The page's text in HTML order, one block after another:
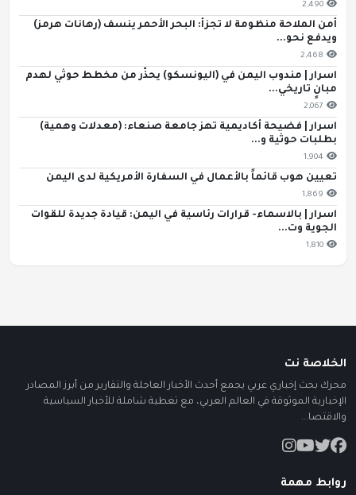
2,490
أمن الملاحة منظومة لا تجزأ: البحر الأحمر ينسف (رهانات هرمز)
ويدفع نحو...
2,468
اسرار | مندوب اليمن في (اليونسكو) يحذّر من مخطط حوثي لهدم
مبانٍ تاريخي...
2,067
اسرار | فضيحة أكاديمية تهز جامعة صنعاء: (معدلات وهمية)
بطلبات حوثية و...
1,904
تعيين هوب قائماً بالأعمال في السفارة الأمريكية لدى اليمن
1,869
اسرار | بالاسماء- قرارات رئاسية في اليمن: قيادة جديدة للقوات
الجوية وت...
1,810
الخلاصة نت
محرك بحث إخباري عربي يجمع أحدث الأخبار العاجلة والتقارير من أبرز المصادر
الإخبارية الموثوقة في العالم العربي، مع تغطية شاملة للأخبار السياسية
والاقتصا...
روابط مهمة